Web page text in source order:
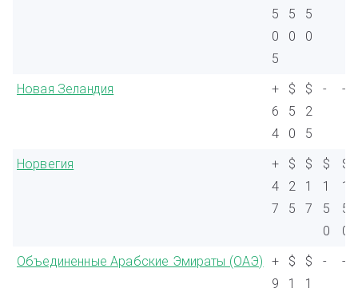
5
0
5
5
0
5
0
Новая Зеландия
+
6
4
$
5
0
$
2
5
- -
Норвегия
+
4
7
$
2
5
$
1
7
$
1
5
0
$
1
5
0
Объединенные Арабские Эмираты (ОАЭ)
+
9
$
1
$
1
- -